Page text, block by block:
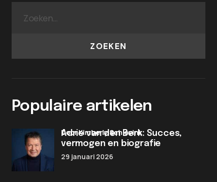
ZOEKEN
Populaire artikelen
Adrie van den Berk: Succes,
vermogen en biografie
door Kimberly Schievink
29 januari 2026